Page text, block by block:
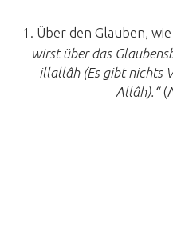
1. Über den Glauben,
wirst über das
illallâh (Es gibt nichts
Allâh).“